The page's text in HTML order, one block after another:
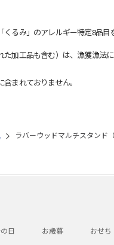
るみ」のアレルギー特定8品目
加工品も含む）は、漁獲漁法
まれておりません。
ラバーウッドマルチスタン
日 お歳暮 おせち